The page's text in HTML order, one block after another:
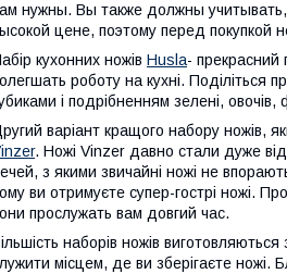
нужны. Вы также должны
цене, поэтому перед покупкой
кухонних ножів Husla- прекрасний
роботу на кухні. Поділіться
і подрібненням зелені, овочів,
варіант кращого набору ножів,
. Ножі Vinzer давно стали дуже
з якими звичайні ножі не
ви отримуєте супер-гострі ножі.
прослужать вам довгий час.
наборів ножів
місцем, де ви зберігаєте ножі.